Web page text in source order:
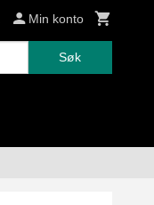
Min konto
Søk